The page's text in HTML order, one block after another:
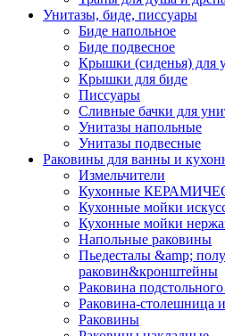
Унитазы, биде, писсуары
Биде напольное
Биде подвесное
Крышки (сиденья) для
Крышки для биде
Писсуары
Сливные бачки для
Унитазы напольные
Унитазы подвесные
Раковины для ванны и
Измельчители
Кухонные
Кухонные мойки
Кухонные мойки
Напольные раковины
Пьедесталы &amp;
раковин&кронштейны
Раковина
Раковина-столешница
Раковины